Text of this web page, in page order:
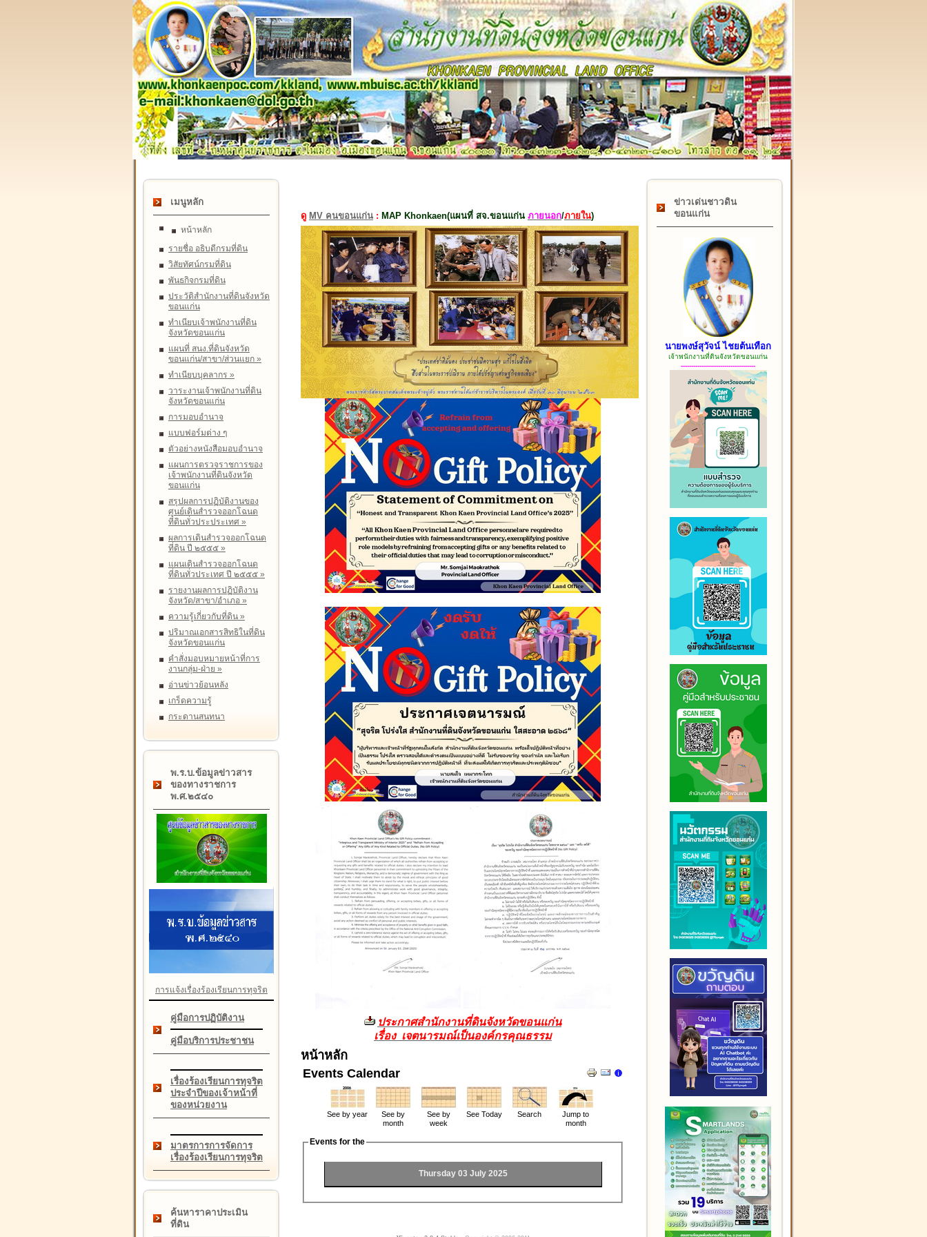
เมนูหลัก
หน้าหลัก
รายชื่อ อธิบดีกรมที่ดิน
วิสัยทัศน์กรมที่ดิน
พันธกิจกรมที่ดิน
ประวัติสำนักงานที่ดินจังหวัด
ขอนแก่น
ทำเนียบเจ้าพนักงานที่ดิน
จังหวัดขอนแก่น
แผนที่ สนง.ที่ดินจังหวัด
ขอนแก่น/สาขา/ส่วนแยก »
ทำเนียบบุคลากร »
วาระงานเจ้าพนักงานที่ดิน
จังหวัดขอนแก่น
การมอบอำนาจ
แบบฟอร์มต่าง ๆ
ตัวอย่างหนังสือมอบอำนาจ
แผนการตรวจราชการของ
เจ้าพนักงานที่ดินจังหวัด
ขอนแก่น
สรุปผลการปฏิบัติงานของ
ศูนย์เดินสำรวจออกโฉนด
ที่ดินทั่วประประเทศ »
ผลการเดินสำรวจออกโฉนด
ที่ดิน ปี ๒๕๕๕ »
แผนเดินสำรวจออกโฉนด
ที่ดินทั่วประเทศ ปี ๒๕๕๕ »
รายงานผลการปฏิบัติงาน
จังหวัด/สาขา/อำเภอ »
ความรู้เกี่ยวกับที่ดิน »
ปริมาณเอกสารสิทธิในที่ดิน
จังหวัดขอนแก่น
คำสั่งมอบหมายหน้าที่การ
งานกลุ่ม-ฝ่าย »
อ่านข่าวย้อนหลัง
เกร็ดความรู้
กระดานสนทนา
พ.ร.บ.ข้อมูลข่าวสาร
ของทางราชการ
พ.ศ.๒๕๔๐
การแจ้งเรื่องร้องเรียนการทุจริต
คู่มือการปฏิบัติงาน
คู่มือบริการประชาชน
เรื่องร้องเรียนการทุจริต
ประจำปีของเจ้าหน้าที่
ของหน่วยงาน
มาตรการการจัดการ
เรื่องร้องเรียนการทุจริต
ค้นหาราคาประเมิน
ที่ดิน
๑๗ กุมภาพันธ์ "วันคล้ายวันสถาปนากรมที่ดิน" ครบรอบ ๑๒
ดู MV คนขอนแก่น : MAP Khonkaen(แผนที่ สจ.ขอนแก่น ภายนอก/ภายใน)
ประกาศสำนักงานที่ดินจังหวัดขอนแก่น
เรื่อง เจตนารมณ์เป็นองค์กรคุณธรรม
หน้าหลัก
Events Calendar
See by year
See by
month
See by
week
See Today Search
Jump to
month
Events for the
Thursday 03 July 2025
ข่าวเด่นชาวดิน
ขอนแก่น
นายพงษ์สุวัจน์ ไชยต้นเทือก
เจ้าพนักงานที่ดินจังหวัดขอนแก่น
------------------------------------